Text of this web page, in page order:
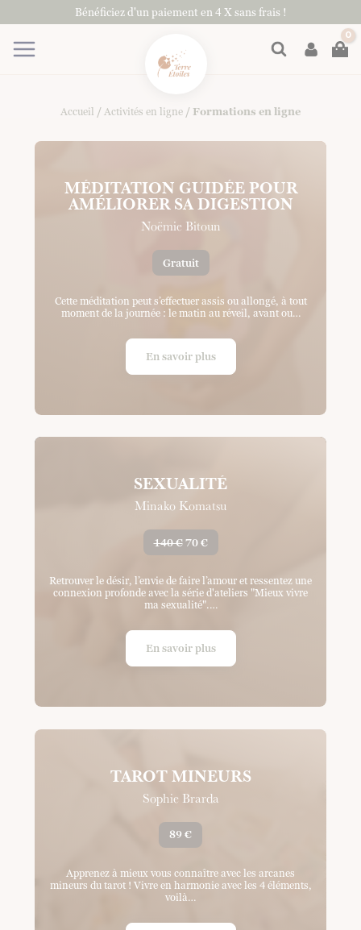
au
Bénéficiez d'un paiement en 4 X sans frais !
Rechercher
Accueil /Activités en ligne / Formations en ligne
MÉDITATION GUIDÉE POUR
AMÉLIORER SA DIGESTION
Noëmie Bitoun
Gratuit
Cette méditation peut s’effectuer assis ou allongé, à tout
moment de la journée : le matin au réveil, avant ou…
En savoir plus
SEXUALITÉ
Minako Komatsu
140 €70 €
Retrouver le désir, l’envie de faire l’amour et ressentez une
connexion profonde avec la série d'ateliers "Mieux vivre
ma sexualité".…
En savoir plus
TAROT MINEURS
Sophie Brarda
89 €
Apprenez à mieux vous connaître avec les arcanes
mineurs du tarot ! Vivre en harmonie avec les 4 éléments,
voilà…